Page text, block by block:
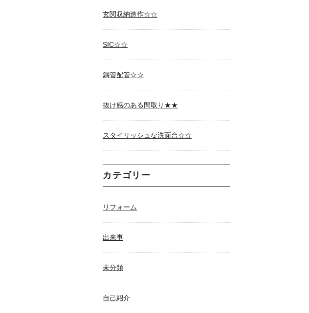
玄関収納造作☆☆
SIC☆☆
鋼管配管☆☆
抜け感のある間取り★★
スタイリッシュな洗面台☆☆
カテゴリー
リフォーム
出来事
未分類
自己紹介